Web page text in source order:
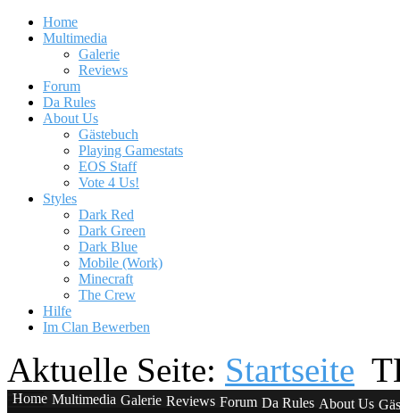
Home
Multimedia
Galerie
Reviews
Forum
Da Rules
About Us
Gästebuch
Playing Gamestats
EOS Staff
Vote 4 Us!
Styles
Dark Red
Dark Green
Dark Blue
Mobile (Work)
Minecraft
The Crew
Hilfe
Im Clan Bewerben
Aktuelle Seite: Startseite
Home Multimedia Galerie Reviews Forum Da Rules About Us